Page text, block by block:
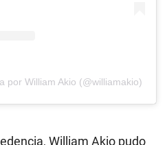
por William Akio (@williamakio)
William Akio pudo